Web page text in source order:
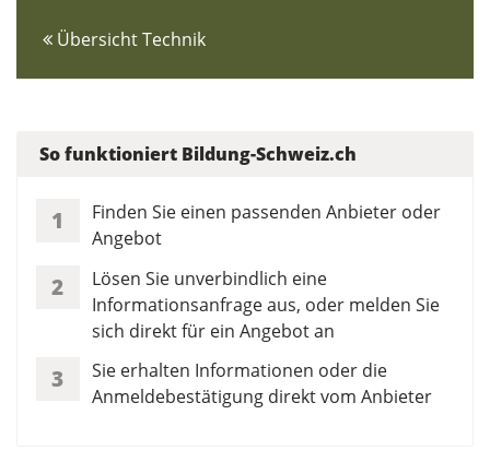
Übersicht Technik
So funktioniert Bildung-Schweiz.ch
1
Finden Sie einen passenden Anbieter oder
Angebot
2
Lösen Sie unverbindlich eine
Informationsanfrage aus, oder melden Sie
sich direkt für ein Angebot an
3
Sie erhalten Informationen oder die
Anmeldebestätigung direkt vom Anbieter